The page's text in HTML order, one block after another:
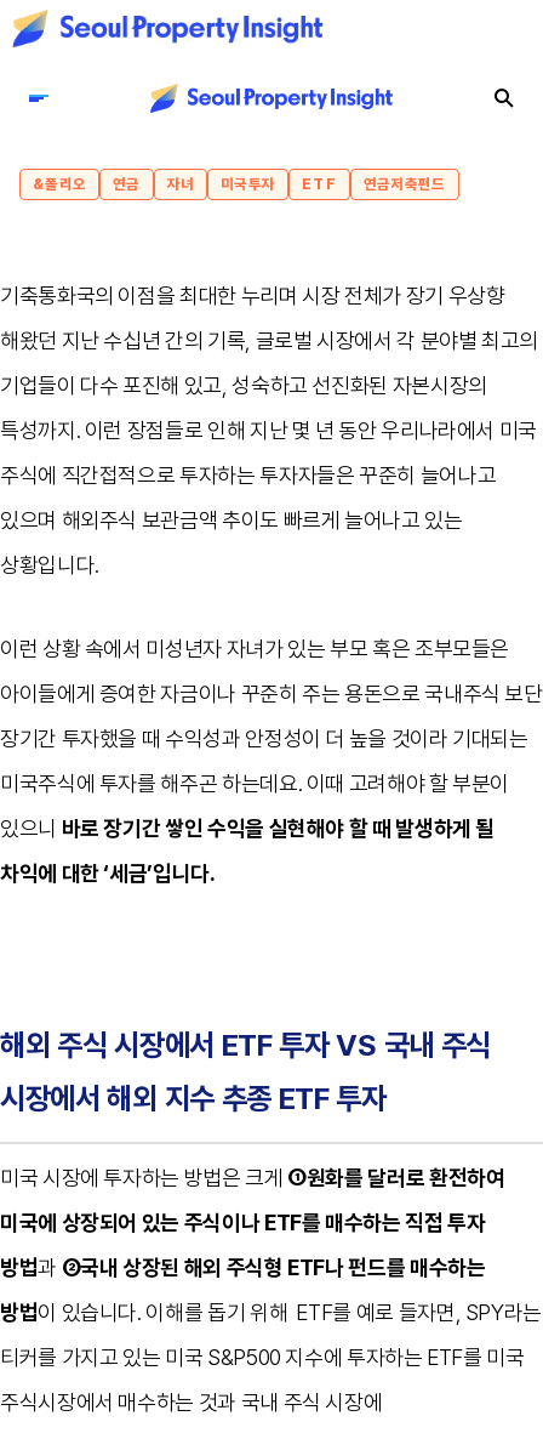
&폴리오 연금 자녀 미국투자 ETF 연금저축펀드
기축통화국의 이점을 최대한 누리며 시장 전체가 장기 우상향
해왔던 지난 수십년 간의 기록 글로벌 시장에서 각 분야별 최고의
기업들이 다수 포진해 있고 ,성숙하고 선진화된 자본시장의
특성까지 . 이런 장점들로 인해 지난 몇 년 동안 우리나라에서 미국
주식에 직간접적으로 투자하는 투자자들은 꾸준히 늘어나고
있으며 해외주식 보관금액 추이도 빠르게 늘어나고 있는
상황입니다.
이런 상황 속에서 미성년자 자녀가 있는 부모 혹은 조부모들은
아이들에게 증여한 자금이나 꾸준히 주는 용돈으로 국내주식 보단
장기간 투자했을 때 수익성과 안정성이 더 높을 것이라 기대되는
미국주식에 투자를 해주곤 하는데요. 이때 고려해야 할 부분이
있으니 바로 장기간 쌓인 수익을 실현해야 할 때 발생하게 될
차익에 대한‘세금’입니다.
해외 주식 시장에서 ETF투자VS 국내 주식
시장에서 해외 지수 추종ETF투자
미국 시장에 투자하는 방법은 크게 ①원화를 달러로 환전하여
미국에 상장되어 있는 주식이나ETF를 매수하는 직접 투자
방법과 ②국내 상장된 해외 주식형 ETF나 펀드를 매수하는
방법이 있습니다. 이해를 돕기 위해 ETF를 예로 들자면 , SPY라는
티커를 가지고 있는 미국 S&P500 지수에 투자하는 ETF를 미국
주식시장에서 매수하는 것과 국내 주식 시장에